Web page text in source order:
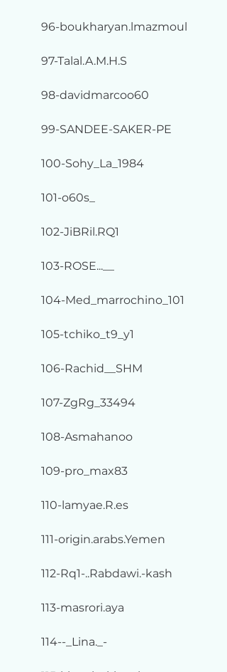
96-boukharyan.lmazmoul
97-Talal.A.M.H.S
98-davidmarcoo60
99-SANDEE-SAKER-PE
100-Sohy_La_1984
101-o60s_
102-JiBRil.RQ1
103-ROSE...__
104-Med_marrochino_101
105-tchiko_t9_y1
106-Rachid__SHM
107-ZgRg_33494
108-Asmahanoo
109-pro_max83
110-lamyae.R.es
111-origin.arabs.Yemen
112-Rq1-..Rabdawi.-kash
113-masrori.aya
114--_Lina._-